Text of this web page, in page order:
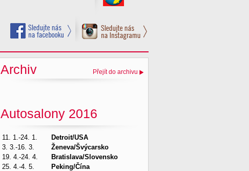
Archiv Přejít do archivu
Autosalony 2016
11. 1.-24. 1.
Detroit/USA
3. 3.-16. 3.
Ženeva/Švýcarsko
19. 4.-24. 4.
Bratislava/Slovensko
25. 4.-4. 5.
Peking/Čína